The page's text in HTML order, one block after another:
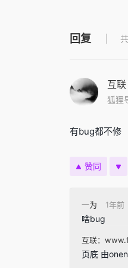
回复
互
狐狸
有bug都不修
赞同
一为 1年前
啥bug
互联：
页底 由